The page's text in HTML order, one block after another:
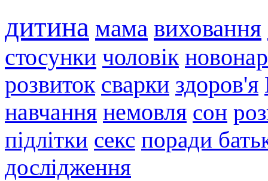
дитина мама виховання
стосунки чоловік
розвиток сварки здоров'я
навчання немовля сон
підлітки секс поради
дослідження